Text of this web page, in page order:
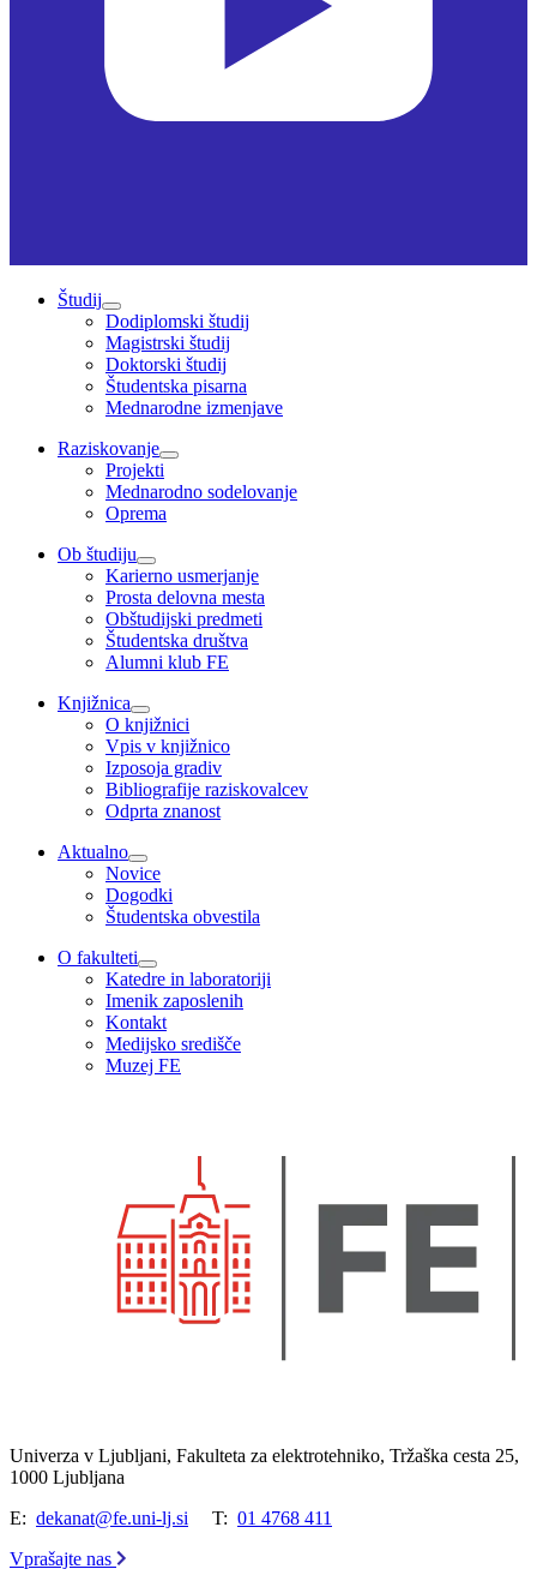
Študij
Dodiplomski študij
Magistrski študij
Doktorski študij
Študentska pisarna
Mednarodne izmenjave
Raziskovanje
Projekti
Mednarodno sodelovanje
Oprema
Ob študiju
Karierno usmerjanje
Prosta delovna mesta
Obštudijski predmeti
Študentska društva
Alumni klub FE
Knjižnica
O knjižnici
Vpis v knjižnico
Izposoja gradiv
Bibliografije raziskovalcev
Odprta znanost
Aktualno
Novice
Dogodki
Študentska obvestila
O fakulteti
Katedre in laboratoriji
Imenik zaposlenih
Kontakt
Medijsko središče
Muzej FE
Univerza v Ljubljani, Fakulteta za elektrotehniko, Tržaška cesta 25,
1000 Ljubljana
E: dekanat@fe.uni-lj.si T: 01 4768 411
Vprašajte nas